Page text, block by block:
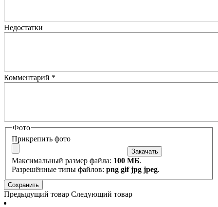
Недостатки
Комментарий *
Фото
Прикрепить фото
Максимальный размер файла: 100 МБ.
Разрешённые типы файлов: png gif jpg jpeg.
Предыдущий товар Следующий товар